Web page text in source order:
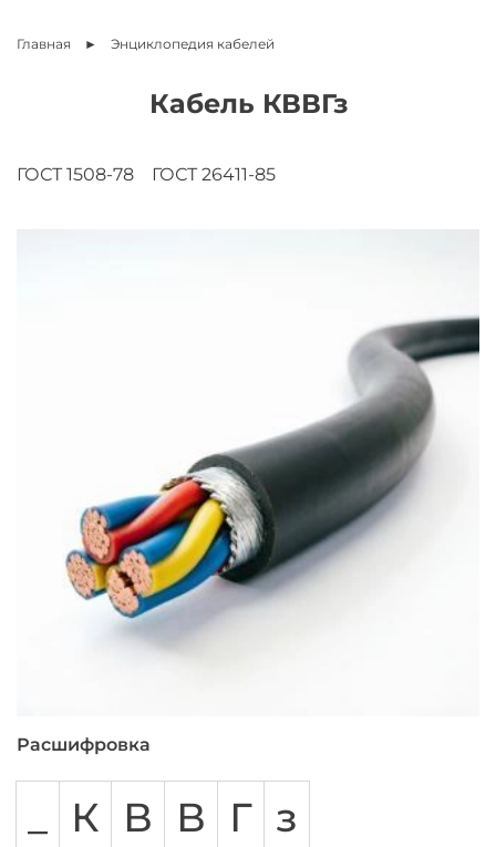
Главная Энциклопедия кабелей
Кабель КВВГз
ГОСТ 1508-78 ГОСТ 26411-85
Расшифровка
К В В Г з